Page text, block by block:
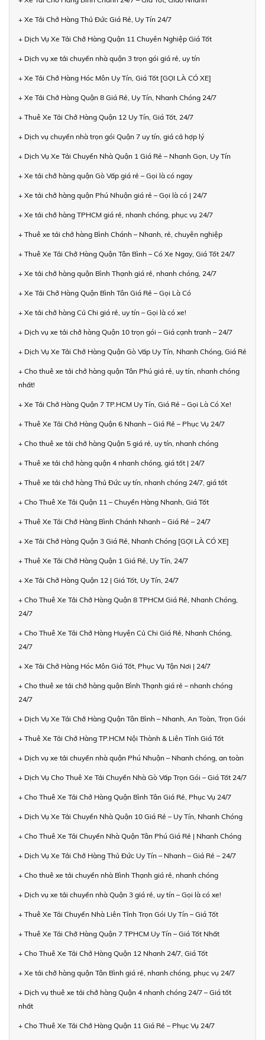
+ Xe Tải Chở Hàng Thủ Đức Giá Rẻ, Uy Tín 24/7
+ Dịch Vụ Xe Tải Chở Hàng Quận 11 Chuyên Nghiệp Giá Tốt
+ Dịch vụ xe tải chuyển nhà quận 3 trọn gói giá rẻ, uy tín
+ Xe Tải Chở Hàng Hóc Môn Uy Tín, Giá Tốt [GỌI LÀ CÓ XE]
+ Xe Tải Chở Hàng Quận 8 Giá Rẻ, Uy Tín, Nhanh Chóng 24/7
+ Thuê Xe Tải Chở Hàng Quận 12 Uy Tín, Giá Tốt, 24/7
+ Dịch vụ chuyển nhà trọn gói Quận 7 uy tín, giá cả hợp lý
+ Dịch Vụ Xe Tải Chuyển Nhà Quận 1 Giá Rẻ – Nhanh Gọn, Uy Tín
+ Xe tải chở hàng quận Gò Vấp giá rẻ – Gọi là có ngay
+ Xe tải chở hàng quận Phú Nhuận giá rẻ – Gọi là có | 24/7
+ Xe tải chở hàng TPHCM giá rẻ, nhanh chóng, phục vụ 24/7
+ Thuê xe tải chở hàng Bình Chánh – Nhanh, rẻ, chuyên nghiệp
+ Thuê Xe Tải Chở Hàng Quận Tân Bình – Có Xe Ngay, Giá Tốt 24/7
+ Xe tải chở hàng quận Bình Thạnh giá rẻ, nhanh chóng, 24/7
+ Xe Tải Chở Hàng Quận Bình Tân Giá Rẻ – Gọi Là Có
+ Xe tải chở hàng Củ Chi giá rẻ, uy tín – Gọi là có xe!
+ Dịch vụ xe tải chở hàng Quận 10 trọn gói – Giá cạnh tranh – 24/7
+ Dịch Vụ Xe Tải Chở Hàng Quận Gò Vấp Uy Tín, Nhanh Chóng, Giá Rẻ
+ Cho thuê xe tải chở hàng quận Tân Phú giá rẻ, uy tín, nhanh chóng
nhất!
+ Xe Tải Chở Hàng Quận 7 TP.HCM Uy Tín, Giá Rẻ – Gọi Là Có Xe!
+ Thuê Xe Tải Chở Hàng Quận 6 Nhanh – Giá Rẻ – Phục Vụ 24/7
+ Cho thuê xe tải chở hàng Quận 5 giá rẻ, uy tín, nhanh chóng
+ Thuê xe tải chở hàng quận 4 nhanh chóng, giá tốt | 24/7
+ Thuê xe tải chở hàng Thủ Đức uy tín, nhanh chóng 24/7, giá tốt
+ Cho Thuê Xe Tải Quận 11 – Chuyển Hàng Nhanh, Giá Tốt
+ Thuê Xe Tải Chở Hàng Bình Chánh Nhanh – Giá Rẻ – 24/7
+ Xe Tải Chở Hàng Quận 3 Giá Rẻ, Nhanh Chóng [GỌI LÀ CÓ XE]
+ Thuê Xe Tải Chở Hàng Quận 1 Giá Rẻ, Uy Tín, 24/7
+ Xe Tải Chở Hàng Quận 12 | Giá Tốt, Uy Tín, 24/7
+ Cho Thuê Xe Tải Chở Hàng Quận 8 TPHCM Giá Rẻ, Nhanh Chóng,
24/7
+ Cho Thuê Xe Tải Chở Hàng Huyện Củ Chi Giá Rẻ, Nhanh Chóng,
24/7
+ Xe Tải Chở Hàng Hóc Môn Giá Tốt, Phục Vụ Tận Nơi | 24/7
+ Cho thuê xe tải chở hàng quận Bình Thạnh giá rẻ – nhanh chóng
24/7
+ Dịch Vụ Xe Tải Chở Hàng Quận Tân Bình – Nhanh, An Toàn, Trọn Gói
+ Thuê Xe Tải Chở Hàng TP.HCM Nội Thành & Liên Tỉnh Giá Tốt
+ Dịch vụ xe tải chuyển nhà quận Phú Nhuận – Nhanh chóng, an toàn
+ Dịch Vụ Cho Thuê Xe Tải Chuyển Nhà Gò Vấp Trọn Gói – Giá Tốt 24/7
+ Cho Thuê Xe Tải Chở Hàng Quận Bình Tân Giá Rẻ, Phục Vụ 24/7
+ Dịch Vụ Xe Tải Chuyển Nhà Quận 10 Giá Rẻ – Uy Tín, Nhanh Chóng
+ Cho Thuê Xe Tải Chuyển Nhà Quận Tân Phú Giá Rẻ | Nhanh Chóng
+ Dịch Vụ Xe Tải Chở Hàng Thủ Đức Uy Tín – Nhanh – Giá Rẻ – 24/7
+ Cho thuê xe tải chuyển nhà Bình Thạnh giá rẻ, nhanh chóng
+ Dịch vụ xe tải chuyển nhà Quận 3 giá rẻ, uy tín – Gọi là có xe!
+ Thuê Xe Tải Chuyển Nhà Liên Tỉnh Trọn Gói Uy Tín – Giá Tốt
+ Thuê Xe Tải Chở Hàng Quận 7 TPHCM Uy Tín – Giá Tốt Nhất
+ Cho Thuê Xe Tải Chở Hàng Quận 12 Nhanh 24/7, Giá Tốt
+ Xe tải chở hàng quận Tân Bình giá rẻ, nhanh chóng, phục vụ 24/7
+ Dịch vụ thuê xe tải chở hàng Quận 4 nhanh chóng 24/7 – Giá tốt
nhất
+ Cho Thuê Xe Tải Chở Hàng Quận 11 Giá Rẻ – Phục Vụ 24/7